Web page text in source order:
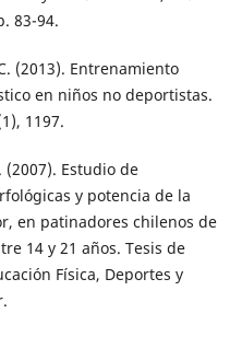
83-94.
(2013). Entrenamiento
en niños no deportistas.
1197.
(2007). Estudio de
y potencia de la
en patinadores chilenos de
14 y 21 años. Tesis de
Física, Deportes y